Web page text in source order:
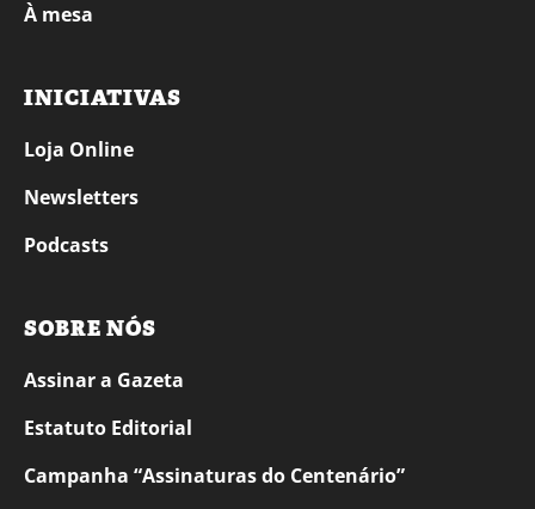
À mesa
INICIATIVAS
Loja Online
Newsletters
Podcasts
SOBRE NÓS
Assinar a Gazeta
Estatuto Editorial
Campanha “Assinaturas do Centenário”